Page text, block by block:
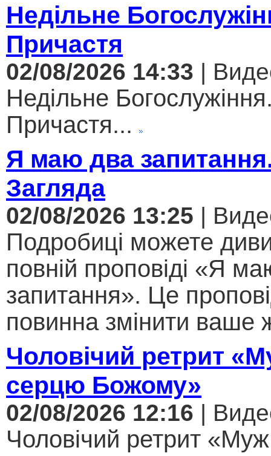
Недільне
Причастя
02/08/2026 14:33 |
Недільне
Причастя...
Я маю два
Загляда
02/08/2026 13:25 |
Подробиці можете
повній проповіді «Я
запитання». Це
повинна змінити ваше
Чоловічий ретрит
серцю Божому»
02/08/2026 12:16 |
Чоловічий ретрит